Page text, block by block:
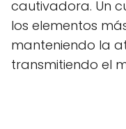
cautivadora. Un
los elementos
manteniendo la
transmitiendo el